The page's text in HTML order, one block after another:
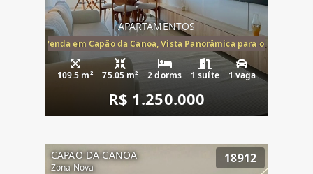
APARTAMENTOS
Mar à Venda em Capão da Canoa, Vista Panorâmica para o Mar, 2
109.5 m² 75.05 m² 2 dorms 1 suíte 1 vaga
R$ 1.250.000
CAPAO DA CANOA
Zona Nova
18912